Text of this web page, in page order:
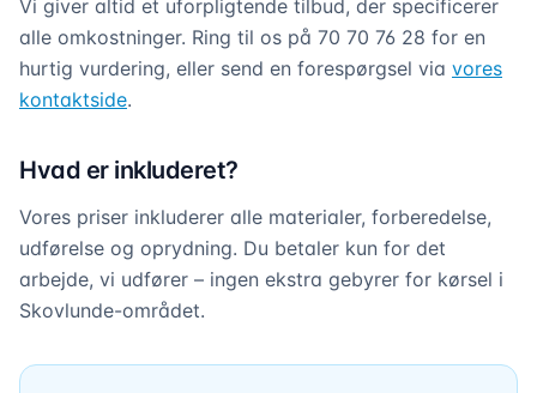
Vi giver altid et uforpligtende tilbud, der specificerer
alle omkostninger. Ring til os på 70 70 76 28 for en
hurtig vurdering, eller send en forespørgsel via vores
kontaktside.
Hvad er inkluderet?
Vores priser inkluderer alle materialer, forberedelse,
udførelse og oprydning. Du betaler kun for det
arbejde, vi udfører – ingen ekstra gebyrer for kørsel i
Skovlunde-området.